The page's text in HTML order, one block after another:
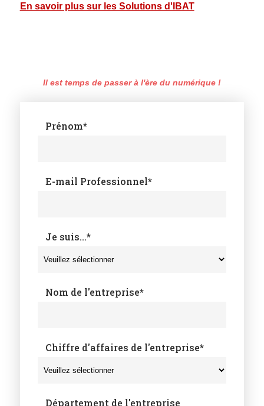
En savoir plus sur les Solutions d'IBAT
Il est temps de passer à l'ère du numérique !
Prénom*
E-mail Professionnel*
Je suis...*
Nom de l'entreprise*
Chiffre d'affaires de l'entreprise*
Département de l'entreprise